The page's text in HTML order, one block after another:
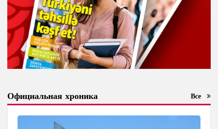
Официальная хроника Все